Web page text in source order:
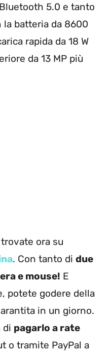
5.0 e tanto
la batteria da 8600
rapida da 18 W
da 13 MP più
ora su
. Con tanto di due
e mouse! E
potete godere della
in un giorno.
di pagarlo a rate
o tramite PayPal a